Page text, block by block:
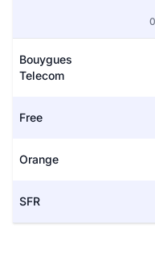
Bouygues
Telecom
Free
Orange
SFR